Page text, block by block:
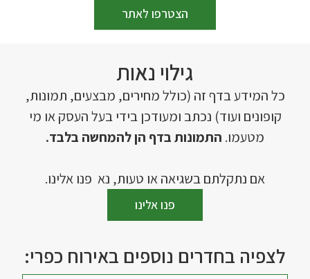
הצטרפו לאתר
גילוי נאות
כל המידע בדף זה (כולל מחירים, מבצעים, תמונות,
קופונים ועוד) נכתב ומעודכן בידי בעל העסק או מי
מטעמו. התמונות בדף הן להמחשה בלבד.
אם נתקלתם בשגיאה או טעות, נא פנו אלינו.
פנו אלינו
לצפיה בחדרים נוספים באירוח כפרי: